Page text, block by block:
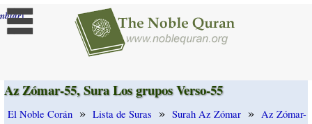
]
Az Zómar-55, Sura Los grupos Verso-55
El Noble Corán » Lista de Suras » Surah Az Zómar » Az Zómar-